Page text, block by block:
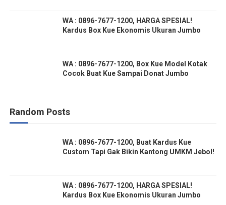
WA : 0896-7677-1200, HARGA SPESIAL!
Kardus Box Kue Ekonomis Ukuran Jumbo
WA : 0896-7677-1200, Box Kue Model Kotak
Cocok Buat Kue Sampai Donat Jumbo
Random Posts
WA : 0896-7677-1200, Buat Kardus Kue
Custom Tapi Gak Bikin Kantong UMKM Jebol!
WA : 0896-7677-1200, HARGA SPESIAL!
Kardus Box Kue Ekonomis Ukuran Jumbo